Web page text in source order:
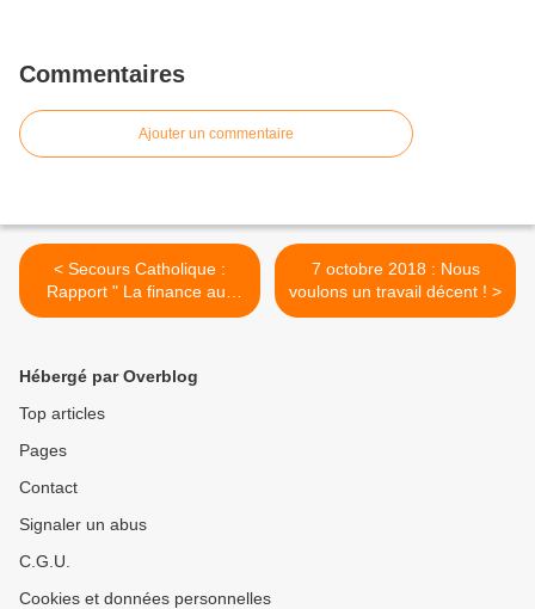
Commentaires
Ajouter un commentaire
< Secours Catholique :
Rapport " La finance aux
citoyens ", réformer le
écologique
7 octobre 2018 : Nous
voulons un travail décent ! >
Hébergé par Overblog
Top articles
Pages
Contact
Signaler un abus
C.G.U.
Cookies et données personnelles